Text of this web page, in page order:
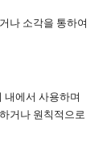
나 소각을 통하여
내에서 사용하며
거나 원칙적으로